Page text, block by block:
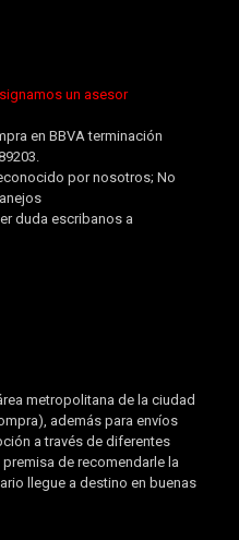
un asesor
en BBVA terminación
por nosotros; No
duda escribanos a
metropolitana de la ciudad
además para envíos
a través de diferentes
de recomendarle la
llegue a destino en buenas